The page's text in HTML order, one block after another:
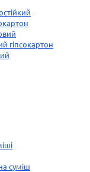
гіпсокартон
суміш